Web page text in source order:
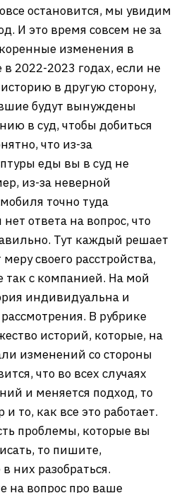
остановится, мы увидим
И это время совсем не за
изменения в
в 2022-2023 годах, если не
в другую сторону,
будут вынуждены
в суд, чтобы добиться
что из-за
еды вы в суд не
из-за неверной
точно туда
ответа на вопрос, что
Тут каждый решает
своего расстройства,
так с компанией. На мой
индивидуальна и
В рубрике
историй, которые, на
изменений со стороны
что во всех случаях
и меняется подход, то
то, как все это работает.
проблемы, которые вы
то пишите,
них разобраться.
на вопрос про ваше